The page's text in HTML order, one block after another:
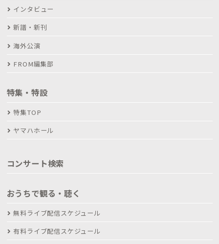
インタビュー
新譜・新刊
海外公演
FROM編集部
特集・特設
特集TOP
ヤマハホール
コンサート検索
おうちで観る・聴く
無料ライブ配信スケジュール
有料ライブ配信スケジュール